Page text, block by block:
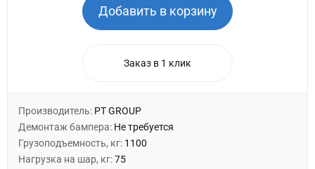
Добавить в корзину
Заказ в 1 клик
Производитель: PT GROUP
Демонтаж бампера: Не требуется
Грузоподъемность, кг: 1100
Нагрузка на шар, кг:75